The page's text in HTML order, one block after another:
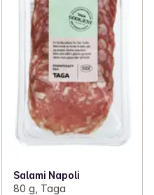
Salami Napoli
80 g, Taga